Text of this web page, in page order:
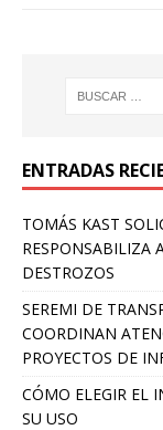
ENTRADAS
TOMÁS KAST
RESPONSABILIZA
DESTROZOS
SEREMI DE
COORDINAN
PROYECTOS DE
CÓMO ELEGIR EL
SU USO